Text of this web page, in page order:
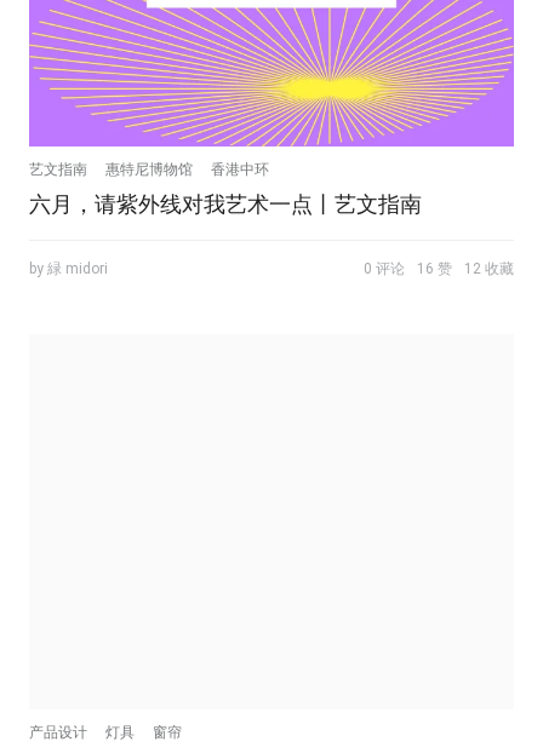
艺文指南 惠特尼博物馆 香港中环
六月，请紫外线对我艺术一点丨艺文指南
by 緑 midori 0 评论 16 赞 12 收藏
产品设计 灯具 窗帘